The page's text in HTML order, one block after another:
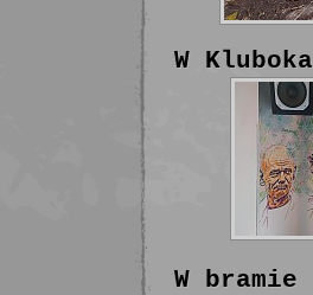
W
W